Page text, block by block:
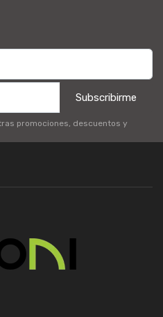
Subscribirme
promociones, descuentos y